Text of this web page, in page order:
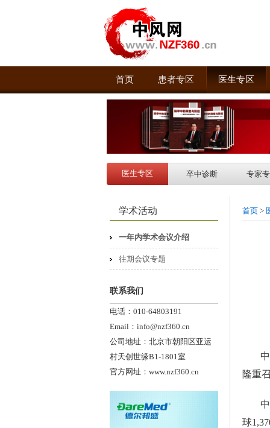
首页 患者专区 医生专区
医生专区 卒中诊断 专家
学术活动
一年内学术会议介绍
往期会议专题
联系我们
电话：010-64803191
Email：info@nzf360.cn
公司地址：北京市朝阳区亚运
村天创世缘B1-1801室
官方网址：www.nzf360.cn
首页 >
隆重
球